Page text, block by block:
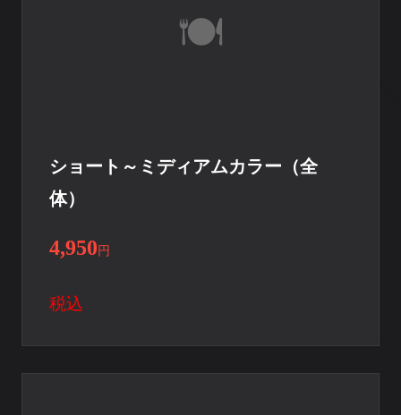
ショート～ミディアムカラー（全
体）
4,950 円
税込